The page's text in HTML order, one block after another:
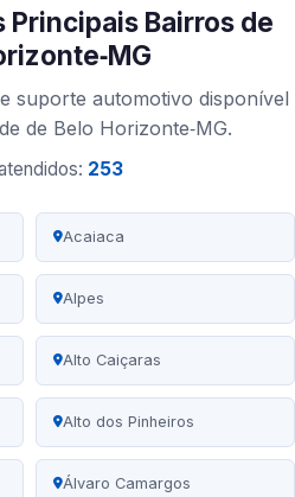
Principais Bairros de
suporte automotivo disponível
de Belo Horizonte‑MG.
253
Acaiaca
Alpes
Alto Caiçaras
Alto dos Pinheiros
Álvaro Camargos